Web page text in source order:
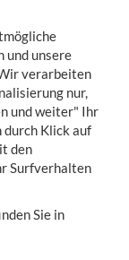
WARENKORB
und unsere
verarbeiten
nur,
und weiter" Ihr
durch Klick auf
den
Surfverhalten
Sie in